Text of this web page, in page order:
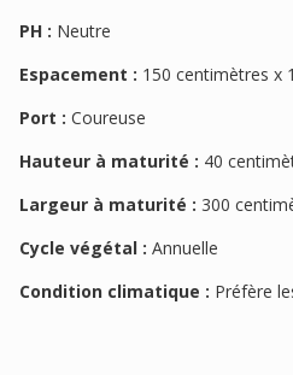
PH : Neutre
Espacement : 150 centimètres x
Port : Coureuse
Hauteur à maturité : 40
Largeur à maturité : 300
Cycle végétal : Annuelle
Condition climatique : Préfère